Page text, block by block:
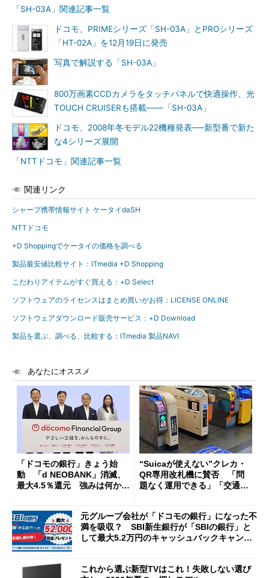
「SH-03A」関連記事一覧
ドコモ、PRIMEシリーズ「SH-03A」とPROシリーズ
「HT-02A」を12月19日に発売
写真で解説する「SH-03A」
800万画素CCDカメラをタッチパネルで快適操作、光
TOUCH CRUISERも搭載――「SH-03A」
ドコモ、2008年冬モデル22機種発表──新型番で新た
な4シリーズ展開
「NTTドコモ」関連記事一覧
関連リンク
シャープ携帯情報サイト ケータイdaSH
NTTドコモ
+D Shoppingでケータイの価格を調べる
製品最安値比較サイト：ITmedia +D Shopping
こだわりアイテムがすぐ買える：+D Select
ソフトウェアのライセンスはまとめ買いがお得：LICENSE ONLINE
ソフトウェアダウンロード販売サービス：+D Download
製品を選ぶ、調べる、比較する：ITmedia 製品NAVI
あなたにオススメ
「ドコモの銀行」きょう始
動 「d NEOBANK」消滅、
最大4.5％還元 強みは何か解
“Suicaが使えない”クレカ・
QR専用改札機に賛否 「問
題なく運用できる」「交通系I
元グループ会社が「ドコモの銀行」になった不
満を吸収？ SBI新生銀行が「SBIの銀行」と
して最大5.2万円のキャッシュバックキャンペ
これから選ぶ新型TVはこれ！失敗しない選び